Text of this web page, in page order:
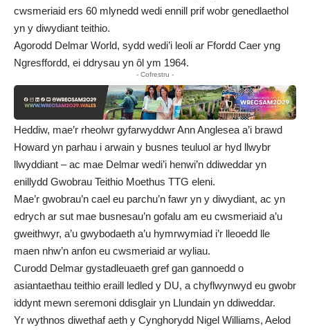
cwsmeriaid ers 60 mlynedd wedi ennill prif wobr genedlaethol
yn y diwydiant teithio.
Agorodd Delmar World, sydd wedi’i leoli ar Ffordd Caer yng
Ngresffordd, ei ddrysau yn ôl ym 1964.
- Cofrestru -
Heddiw, mae’r rheolwr gyfarwyddwr Ann Anglesea a’i brawd
Howard yn parhau i arwain y busnes teuluol ar hyd llwybr
llwyddiant – ac mae Delmar wedi’i henwi’n ddiweddar yn
enillydd Gwobrau Teithio Moethus TTG eleni.
Mae’r gwobrau’n cael eu parchu’n fawr yn y diwydiant, ac yn
edrych ar sut mae busnesau’n gofalu am eu cwsmeriaid a’u
gweithwyr, a’u gwybodaeth a’u hymrwymiad i’r lleoedd lle
maen nhw’n anfon eu cwsmeriaid ar wyliau.
Curodd Delmar gystadleuaeth gref gan gannoedd o
asiantaethau teithio eraill ledled y DU, a chyflwynwyd eu gwobr
iddynt mewn seremoni ddisglair yn Llundain yn ddiweddar.
Yr wythnos diwethaf aeth y Cynghorydd Nigel Williams, Aelod